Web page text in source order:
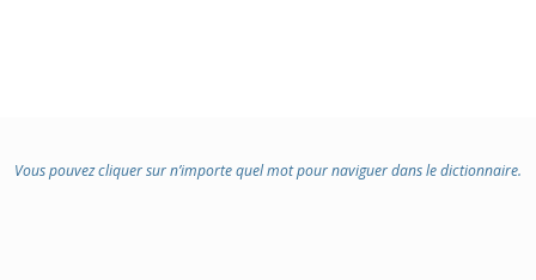
Vous pouvez cliquer sur n’importe quel mot pour naviguer dans le dictionnaire.